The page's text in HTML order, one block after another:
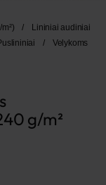
/
Lininiai audiniai
/ Velykoms
g/m²